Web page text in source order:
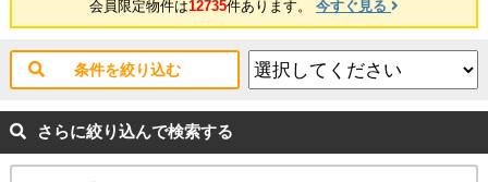
会員限定物件は12735件あります。 今すぐ見る
条件を絞り込む
さらに絞り込んで検索する